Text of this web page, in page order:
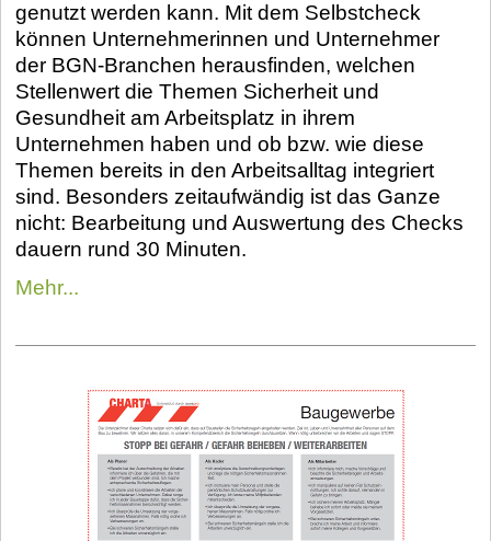
genutzt werden kann. Mit dem Selbstcheck
können Unternehmerinnen und Unternehmer
der BGN-Branchen herausfinden, welchen
Stellenwert die Themen Sicherheit und
Gesundheit am Arbeitsplatz in ihrem
Unternehmen haben und ob bzw. wie diese
Themen bereits in den Arbeitsalltag integriert
sind. Besonders zeitaufwändig ist das Ganze
nicht: Bearbeitung und Auswertung des Checks
dauern rund 30 Minuten.
Mehr...